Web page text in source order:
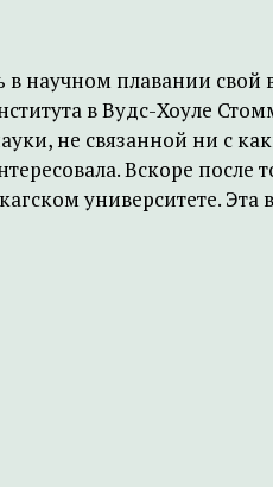
научном плавании свой
в Вудс-Хоуле
не связанной ни с
Вскоре после
университете. Эта